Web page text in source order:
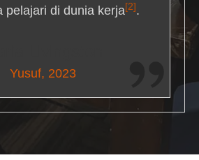
pelajari di dunia kerja[2] .
Yusuf, 2023